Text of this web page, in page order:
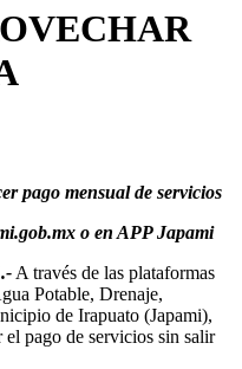
pago mensual de servicios
o en APP Japami
A través de las plataformas
Potable, Drenaje,
de Irapuato (Japami),
pago de servicios sin salir